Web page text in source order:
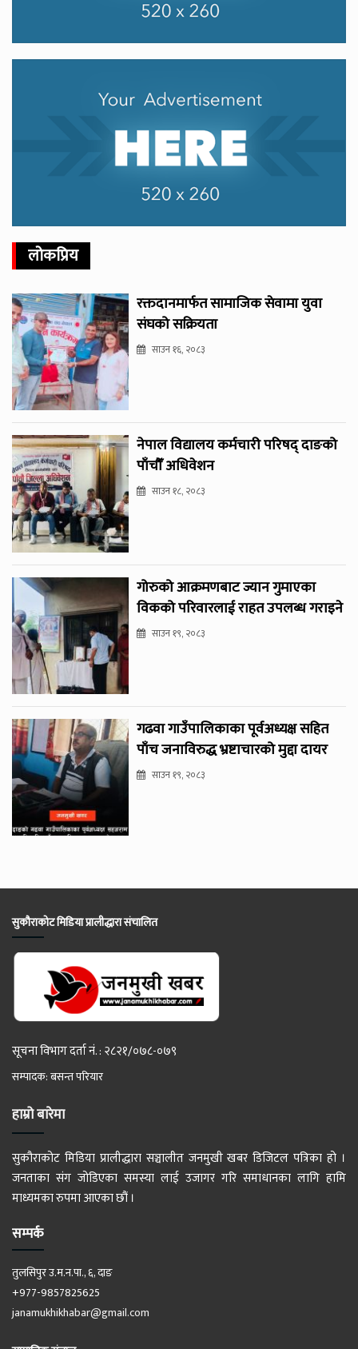
लोकप्रिय
रक्तदानमार्फत सामाजिक सेवामा युवा
संघको सक्रियता
साउन १६, २०८३
नेपाल विद्यालय कर्मचारी परिषद् दाङको
पाँचौँ अधिवेशन
साउन १८, २०८३
गोरुको आक्रमणबाट ज्यान गुमाएका
विकको परिवारलाई राहत उपलब्ध गराइने
साउन १९, २०८३
गढवा गाउँपालिकाका पूर्वअध्यक्ष सहित
पाँच जनाविरुद्ध भ्रष्टाचारको मुद्दा दायर
साउन १९, २०८३
सुकौराकोट मिडिया प्रालीद्धारा संचालित
सूचना विभाग दर्ता नं. : २८२१/०७८-०७९
सम्पादक: बसन्त परियार
हाम्रो बारेमा
सुकौराकोट मिडिया प्रालीद्धारा सञ्चालीत जनमुखी खबर डिजिटल पत्रिका हो ।
जनताका संग जोडिएका समस्या लाई उजागर गरि समाधानका लागि हामि
माध्यमका रुपमा आएका छौं ।
सम्पर्क
तुलसिपुर उ.म.न.पा., ६, दाङ
+977-9857825625
janamukhikhabar@gmail.com